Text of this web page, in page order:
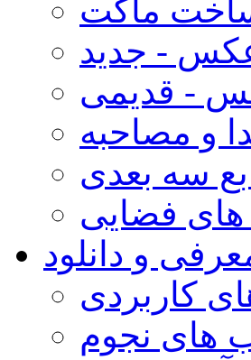
ماکت
- جدید
- قدیمی
و مصاحبه
سه بعدی
های فضایی
و دانلود
کاربردی
های نجوم